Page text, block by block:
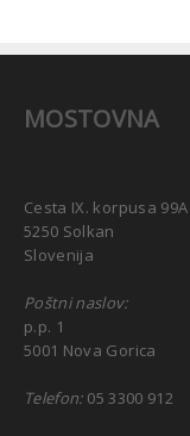
MOSTOVNA
Cesta IX. korpusa 99A
5250 Solkan
Slovenija
Poštni naslov:
p.p. 1
5001 Nova Gorica
Telefon:05 3300 912